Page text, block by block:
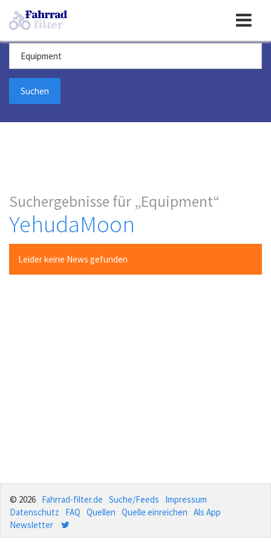
Toggle
navigation
Suchbegriff
Suchergebnisse für Equipment
YehudaMoon
Leider keine News gefunden
© 2026 Fahrrad-filter.de Suche/Feeds
Impressum
Datenschutz
FAQ Quellen Quelle einreichen Als App
Newsletter